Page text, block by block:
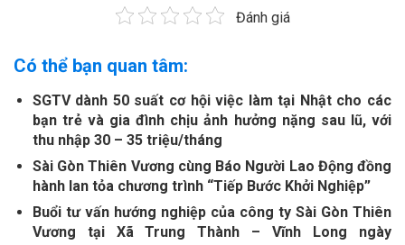
Đánh giá
Có thể bạn quan tâm:
SGTV dành 50 suất cơ hội việc làm tại Nhật cho các
bạn trẻ và gia đình chịu ảnh hưởng nặng sau lũ, với
thu nhập 30 – 35 triệu/tháng
Sài Gòn Thiên Vương cùng Báo Người Lao Động đồng
hành lan tỏa chương trình “Tiếp Bước Khởi Nghiệp”
Buổi tư vấn hướng nghiệp của công ty Sài Gòn Thiên
Vương tại Xã Trung Thành – Vĩnh Long ngày